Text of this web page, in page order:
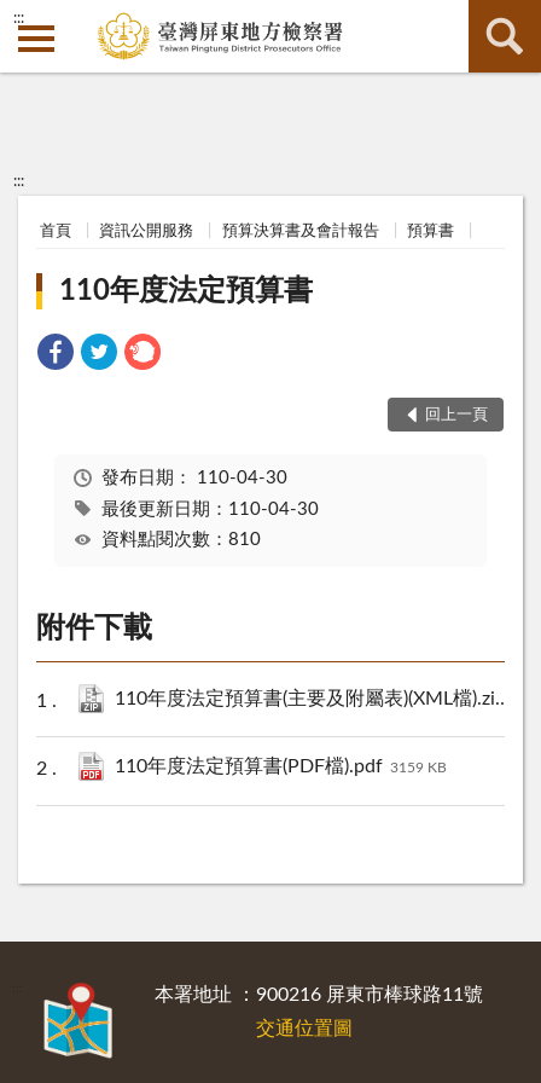
:::
:::
首頁 資訊公開服務 預算決算書及會計報告 預算書
110年度法定預算書
回上一頁
發布日期： 110-04-30
最後更新日期：110-04-30
資料點閱次數：810
附件下載
110年度法定預算書(主要及附屬表)(XML檔).zip
110年度法定預算書(PDF檔).pdf 3159 KB
本署地址 ：900216 屏東市棒球路11號
交通位置圖